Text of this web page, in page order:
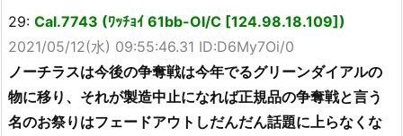
29: Cal.7743 (ﾜｯﾁｮｲ 61bb-OI/C [124.98.18.109])
2021/05/12(水) 09:55:46.31 ID:D6My7Oi/0
ノーチラスは今後の争奪戦は今年でるグリーンダイアルの
物に移り、それが製造中止になれば正規品の争奪戦と言う
名のお祭りはフェードアウトしだんだん話題に上らなくな